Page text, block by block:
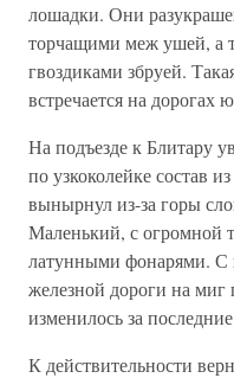
лошадки. Они
торчащими меж ушей, а
гвоздиками збруей.
встречается на дорогах
На подъезде к Блитару
по узкоколейке состав
вынырнул из-за горы
Маленький, с огромной
латунными фонарями. С
железной дороги на миг
изменилось за
К действительности